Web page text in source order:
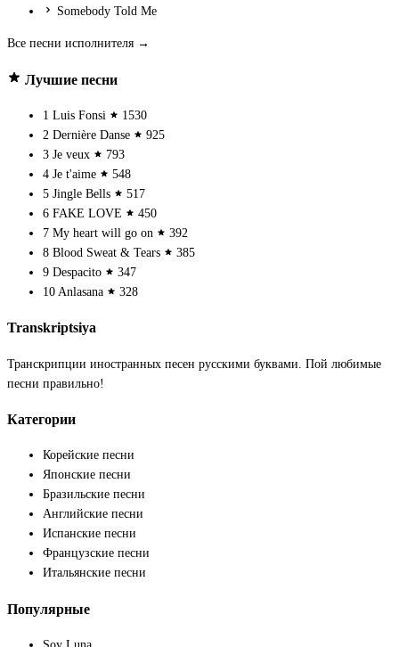
Somebody Told Me
Все песни исполнителя →
Лучшие песни
1 Luis Fonsi
1530
2 Dernière Danse
925
3 Je veux
793
4 Je t'aime
548
5 Jingle Bells
517
6 FAKE LOVE
450
7 My heart will go on
392
8 Blood Sweat & Tears
385
9 Despacito
347
10 Anlasana 328
Transkriptsiya
Транскрипции иностранных песен русскими буквами. Пой любимые
песни правильно!
Категории
Корейские песни
Японские песни
Бразильские песни
Английские песни
Испанские песни
Французские песни
Итальянские песни
Популярные